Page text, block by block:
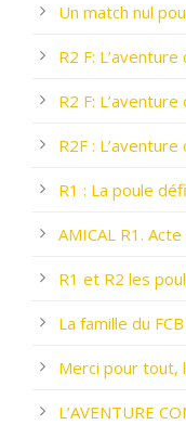
Un match nul
R2 F:
R2 F:
R2F :
R1 : La poule
AMICAL R1. Acte
R1 et R2 les
La famille du
Merci pour tout,
L’AVENTURE